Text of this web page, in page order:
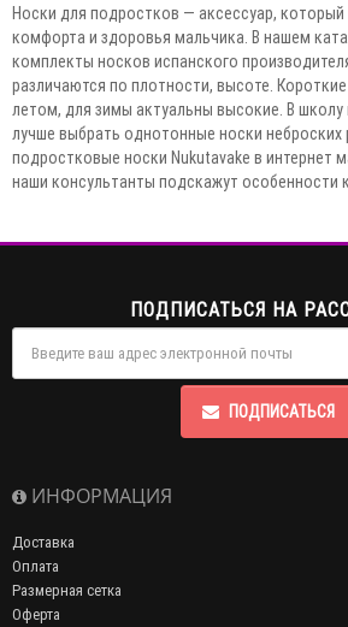
Носки для подростков — аксессуар,
комфорта и здоровья мальчика. В нашем
комплекты носков испанского
различаются по плотности, высоте.
летом, для зимы актуальны высокие. В
лучше выбрать однотонные носки неброских
подростковые носки Nukutavake в интернет
наши консультанты подскажут особенности
ПОДПИСАТЬСЯ НА
ПОДПИСАТЬСЯ
ИНФОРМАЦИЯ
Доставка
Оплата
Размерная сетка
Оферта